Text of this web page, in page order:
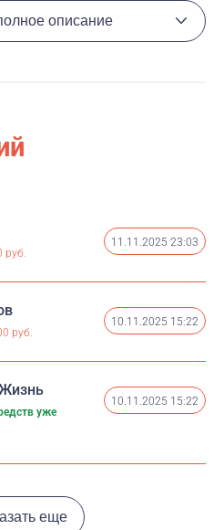
на этой странице.
описание
руб.
11.11.2025 23:03
руб.
10.11.2025 15:22
уже
10.11.2025 15:22
еще